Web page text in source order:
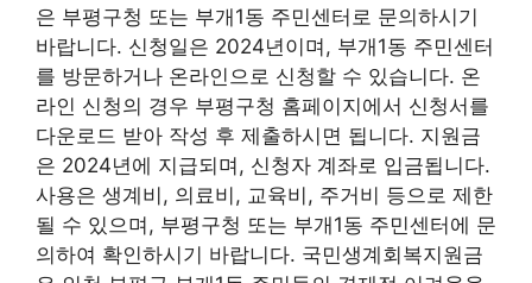
은 부평구청 또는 부개1동 주민센터로 문의하시기
바랍니다. 신청일은 2024년이며, 부개1동 주민센터
를 방문하거나 온라인으로 신청할 수 있습니다. 온
라인 신청의 경우 부평구청 홈페이지에서 신청서를
다운로드 받아 작성 후 제출하시면 됩니다. 지원금
은 2024년에 지급되며, 신청자 계좌로 입금됩니다.
사용은 생계비, 의료비, 교육비, 주거비 등으로 제한
될 수 있으며, 부평구청 또는 부개1동 주민센터에 문
의하여 확인하시기 바랍니다. 국민생계회복지원금